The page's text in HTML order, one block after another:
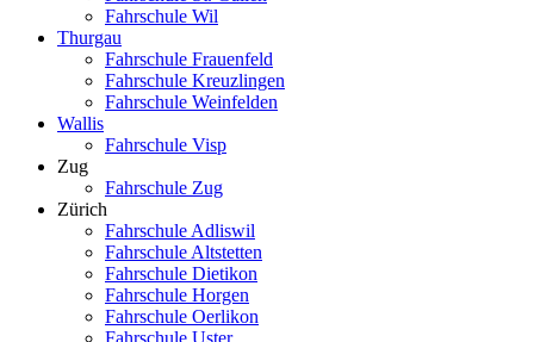
Fahrschule Wil
Thurgau
Fahrschule Frauenfeld
Fahrschule Kreuzlingen
Fahrschule Weinfelden
Wallis
Fahrschule Visp
Zug
Fahrschule Zug
Zürich
Fahrschule Adliswil
Fahrschule Altstetten
Fahrschule Dietikon
Fahrschule Horgen
Fahrschule Oerlikon